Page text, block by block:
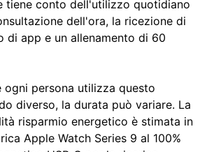
tiene conto dell'utilizzo quotidiano
dell'ora, la ricezione di
di app e un allenamento di 60
ogni persona utilizza questo
diverso, la durata può variare. La
risparmio energetico è stimata in
Apple Watch Series 9 al 100%